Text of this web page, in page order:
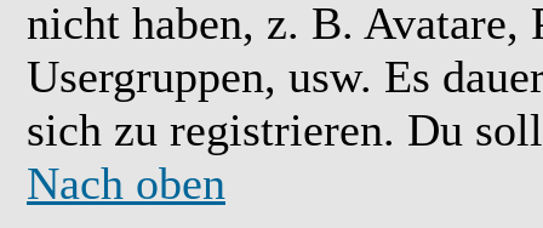
nicht haben, z. B.
Usergruppen, usw. Es
sich zu registrieren. Du
Nach oben